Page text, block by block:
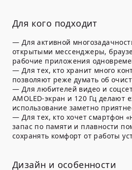
Для кого подходит
— Для активной
открытыми мессенджеры,
рабочие приложения
— Для тех, кто хранит много
позволяют реже думать об
— Для любителей видео и
AMOLED-экран и 120 Гц делают
использование заметно
— Для тех, кто хочет смартфон
запас по памяти и плавности
сохранять комфорт от работы
Дизайн и особенности